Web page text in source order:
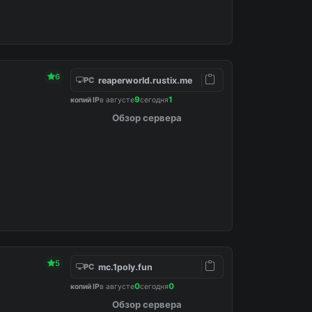
6 PC reaperworld.rustix.me
копий IPв августе9сегодня1
Обзор сервера
5 PC mc.1poly.fun
копий IPв августе0сегодня0
Обзор сервера